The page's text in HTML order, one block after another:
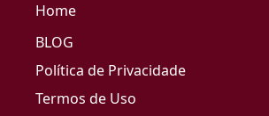
Home
BLOG
Política de Privacidade
Termos de Uso